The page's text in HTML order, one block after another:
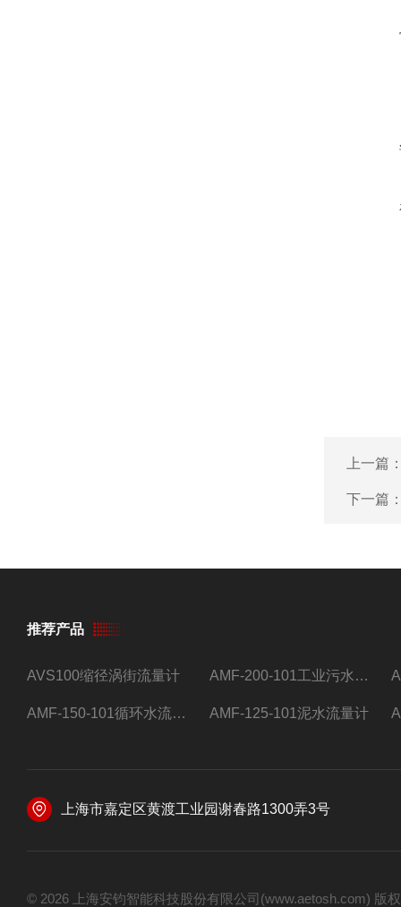
上一篇
下一篇
推荐产品
AVS100缩径涡街流量计 AMF-200-101工业污水流量计
AMF-150-101循环水流量计,电磁流量计 AMF-125-101泥水流量计
上海市嘉定区黄渡工业园谢春路1300弄3号
© 2026 上海安钧智能科技股份有限公司(www.aetosh.com)